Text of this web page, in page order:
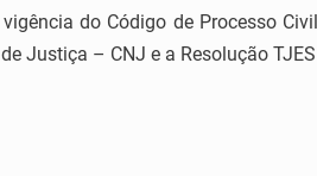
vigência do Código de Processo
Justiça – CNJ e a Resolução